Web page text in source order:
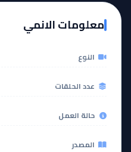
مشاهدة
معلومات الانمي
النوع
عدد الحلقات
حالة العمل
المصدر